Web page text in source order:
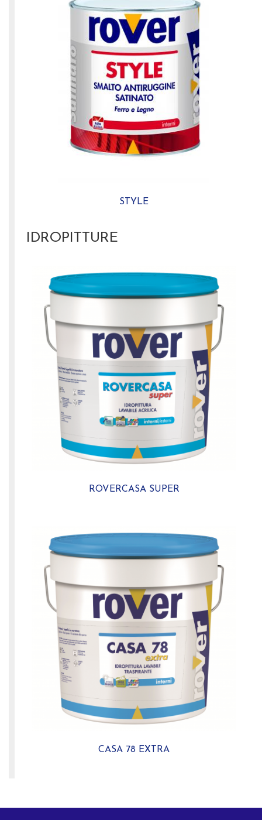
STYLE
IDROPITTURE
ROVERCASA SUPER
CASA 78 EXTRA